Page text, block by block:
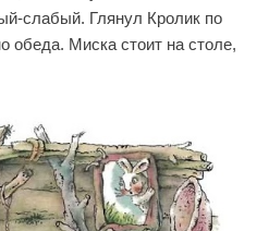
слабый. Глянул Кролик по
обеда. Миска стоит на столе,